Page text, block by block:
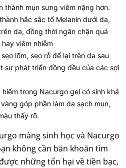
thành mụn sưng viêm nặng hơn.
hắc sắc tố Melanin dưới da,
da, đồng thời ngăn chặn quá
viêm nhiễm
lõm, sẹo rỗ để lại trên da sau
sự phát triển đồng đều của các sợi
trong Nacurgo gel có sinh khả
góp phần làm da sạch mụn,
thấy rõ.
màng sinh học và Nacurgo
không cần băn khoăn tìm
những tổn hại về tiền bạc,